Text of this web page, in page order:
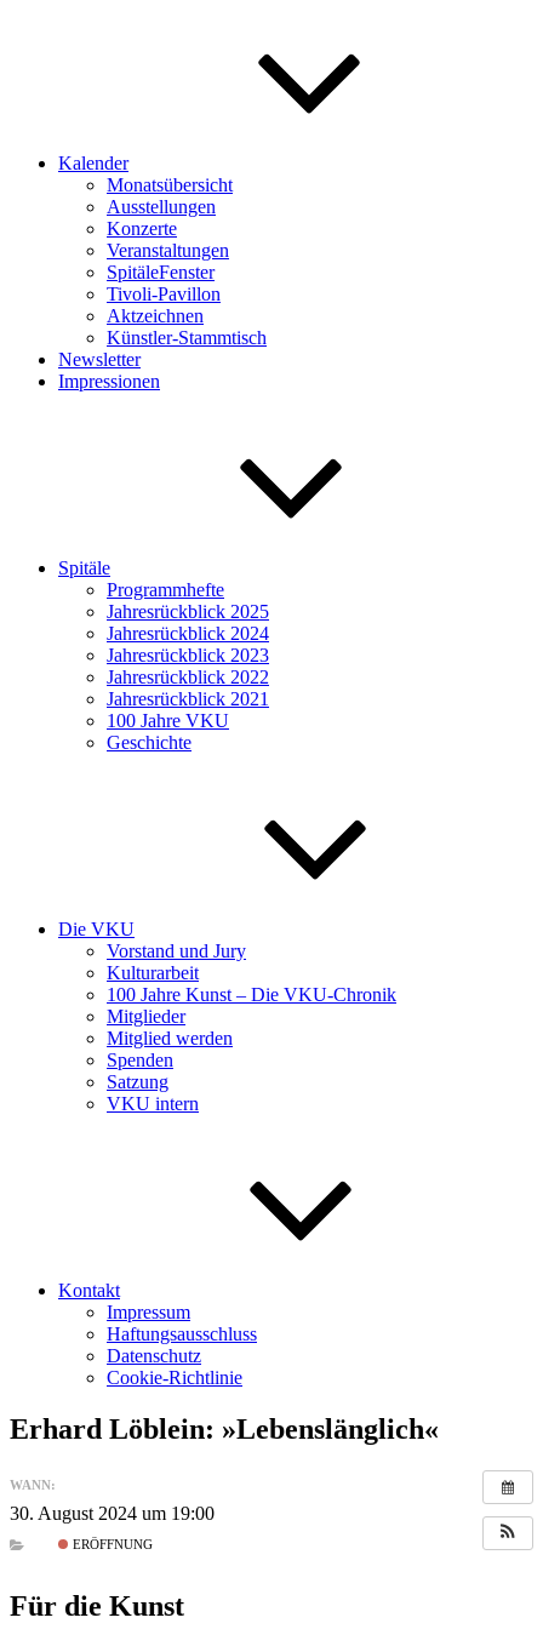
Kalender
Monatsübersicht
Ausstellungen
Konzerte
Veranstaltungen
SpitäleFenster
Tivoli-Pavillon
Aktzeichnen
Künstler-Stammtisch
Newsletter
Impressionen
Spitäle
Programmhefte
Jahresrückblick 2025
Jahresrückblick 2024
Jahresrückblick 2023
Jahresrückblick 2022
Jahresrückblick 2021
100 Jahre VKU
Geschichte
Die VKU
Vorstand und Jury
Kulturarbeit
100 Jahre Kunst – Die VKU-Chronik
Mitglieder
Mitglied werden
Spenden
Satzung
VKU intern
Kontakt
Impressum
Haftungsausschluss
Datenschutz
Cookie-Richtlinie
Erhard Löblein: »Lebenslänglich«
WANN:
30. August 2024 um 19:00
ERÖFFNUNG
Für die Kunst